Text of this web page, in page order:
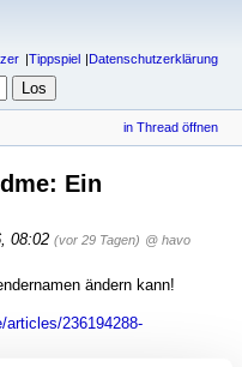
Tippspiel Datenschutzerklärung
in Thread öffnen
Ein
08:02 (vor 29 Tagen) @ havo
ändern kann!
articles/236194288-